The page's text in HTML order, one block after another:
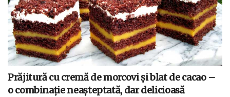
Prăjitură cu cremă de morcovi și blat de cacao –
o combinație neașteptată, dar delicioasă